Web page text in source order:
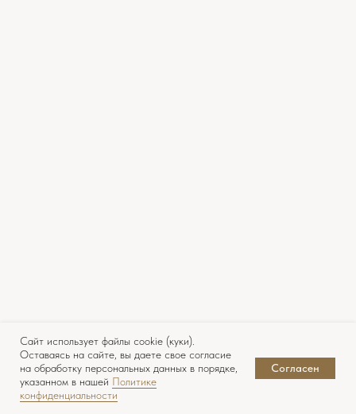
Сайт использует файлы cookie (куки).
Оставаясь на сайте, вы даете свое согласие
на обработку персональных данных в порядке,
указанном в нашей Политике
конфиденциальности
Согласен